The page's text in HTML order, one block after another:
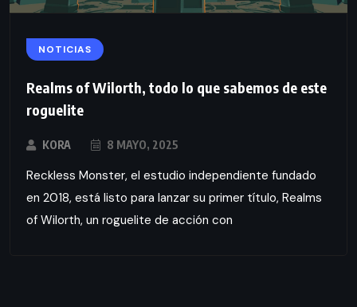
NOTICIAS
Realms of Wilorth, todo lo que sabemos de este
roguelite
KORA 8 MAYO, 2025
Reckless Monster, el estudio independiente fundado
en 2018, está listo para lanzar su primer título, Realms
of Wilorth, un roguelite de acción con